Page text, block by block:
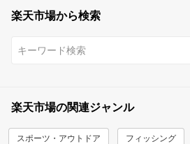
楽天市場から検索
楽天市場の関連ジャンル
スポーツ・アウトドア フィッシング